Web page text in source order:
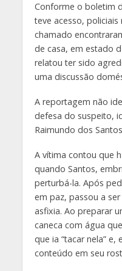
Conforme o boletim
teve acesso,
chamado
de casa, em estado
relatou ter sido
uma discussão
A reportagem não
defesa do suspeito,
Raimundo dos
A vítima contou que
quando Santos,
perturbá-la. Após
em paz, passou a
asfixia. Ao preparar
caneca com água
que ia “tacar nela”
conteúdo em seu